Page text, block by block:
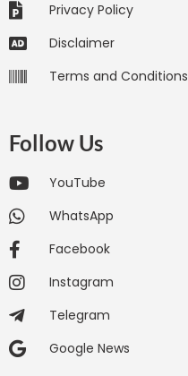
Privacy Policy
Disclaimer
Terms and Conditions
Follow Us
YouTube
WhatsApp
Facebook
Instagram
Telegram
Google News